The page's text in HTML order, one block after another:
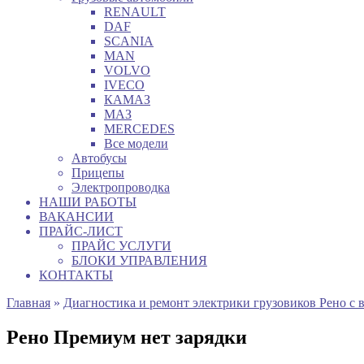
RENAULT
DAF
SCANIA
MAN
VOLVO
IVECO
КАМАЗ
МАЗ
MERCEDES
Все модели
Автобусы
Прицепы
Электропроводка
НАШИ РАБОТЫ
ВАКАНСИИ
ПРАЙС-ЛИСТ
ПРАЙС УСЛУГИ
БЛОКИ УПРАВЛЕНИЯ
КОНТАКТЫ
Главная » Диагностика и ремонт электрики грузовиков Рено с
Рено Премиум нет зарядки